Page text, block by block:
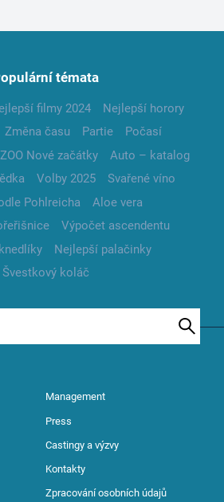
témata
filmy 2024
Nejlepší horory
Změna času Partie
Počasí
ZOO Nové začátky
Auto – katalog
Volby 2025
Svařené víno
Pohlreicha
Aloe vera
Výpočet ascendentu
Nejlepší palačinky
Švestkový koláč
Management
Press
Castingy a výzvy
Kontakty
Zpracování osobních údajů